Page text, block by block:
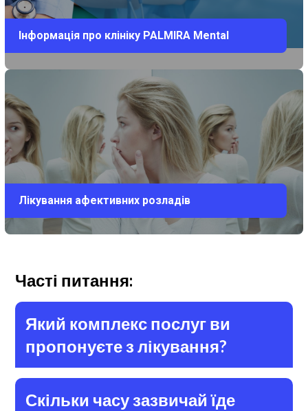
Інформація про клініку PALMIRA Mental
Лікування афективних розладів
Часті питання:
Який комплекс послуг ви
пропонуєте з лікування?
Скільки часу зазвичай їде